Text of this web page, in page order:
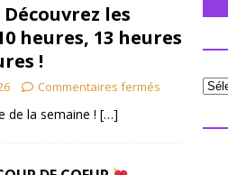
les
heures, 13 heures
!
Commentaires fermés
de la semaine ! […]